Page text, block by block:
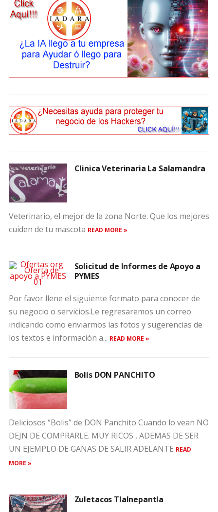
Clinica Veterinaria La Salamandra
Veterinario, el mejor de la zona Norte. Que los mejores
cuiden de tu mascota READ MORE »
Solicitud de Informes de Apoyo a
PYMES
Por favor llene el siguiente formato para conocer de
su negocio o servicios.Le regresaremos un correo
indicando como enviarmos las fotos y sugerencias de
los textos e información a... READ MORE »
Bolis DON PANCHITO
Deliciosos “Bolis” de DON Panchito Cuando lo vean NO
DEJN DE COMPRARLE. MUY RICOS , ADEMAS DE SER
UN EJEMPLO DE GANAS DE SALIR ADELANTE READ
MORE »
Zuletacos Tlalnepantla